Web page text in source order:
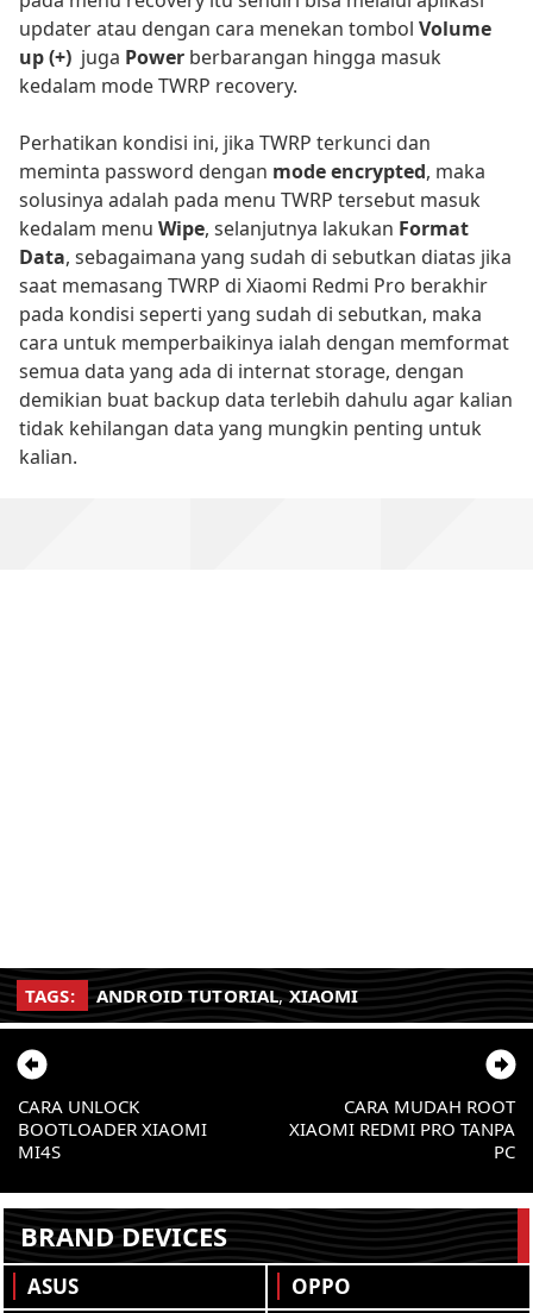
updater atau dengan cara menekan tombol Volume
up (+) juga Power berbarangan hingga masuk
kedalam mode TWRP recovery.
Perhatikan kondisi ini, jika TWRP terkunci dan
meminta password dengan mode encrypted, maka
solusinya adalah pada menu TWRP tersebut masuk
kedalam menu Wipe, selanjutnya lakukan Format
Data, sebagaimana yang sudah di sebutkan diatas jika
saat memasang TWRP di Xiaomi Redmi Pro berakhir
pada kondisi seperti yang sudah di sebutkan, maka
cara untuk memperbaikinya ialah dengan memformat
semua data yang ada di internat storage, dengan
demikian buat backup data terlebih dahulu agar kalian
tidak kehilangan data yang mungkin penting untuk
kalian.
TAGS: ANDROID TUTORIAL, XIAOMI
CARA MUDAH ROOT
XIAOMI REDMI PRO TANPA
PC
CARA UNLOCK
BOOTLOADER XIAOMI
MI4S
BRAND DEVICES
ASUS
OPPO